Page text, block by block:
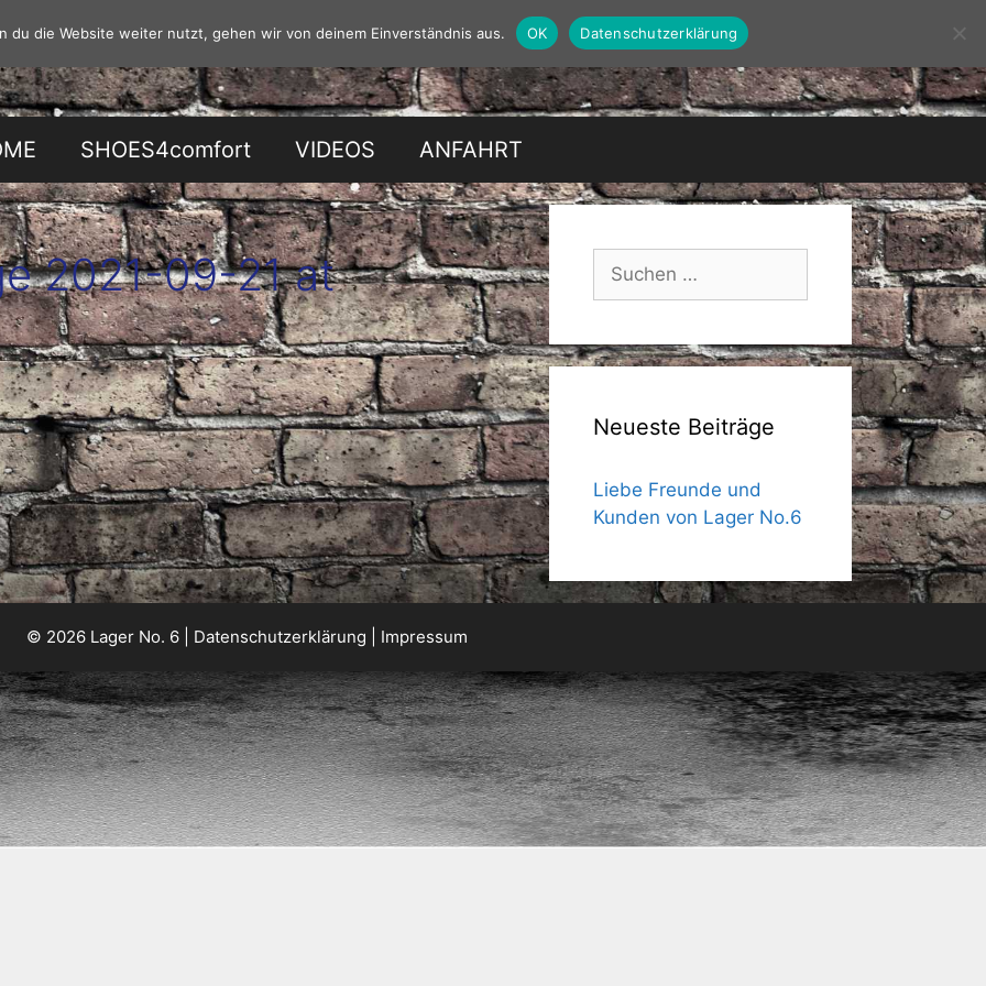
SHOES4comfort VIDEOS ANFAHRT
2021-09-21 at
nach:
Neueste Beiträge
Liebe Freunde und
Kunden von Lager No.6
© 2026 Lager No. 6 | Datenschutzerklärung Impressum
du die Website weiter nutzt, gehen wir von deinem Einverständnis aus. OK Datenschutzerklärung